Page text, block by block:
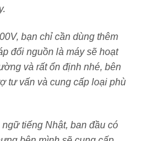
tới 23% nước và 25%
đảm bảo hiệu quả làm sạch
– khô nhanh, mềm
bạn chỉ cần dùng thêm
đổi nguồn là máy sẽ hoạt
và rất ổn định nhé, bên
tư vấn và cung cấp loại phù
tiếng Nhật, ban đầu có